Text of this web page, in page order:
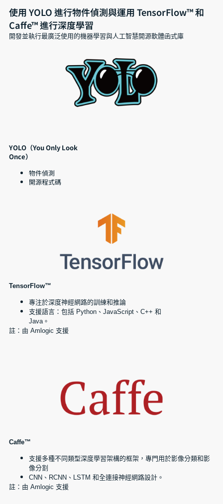
使用 YOLO 進行物件偵測與運用 TensorFlow™ 和
Caffe™ 進行深度學習
開發並執行最廣泛使用的機器學習與人工智慧開源軟體函式庫
YOLO（You Only Look
Once）
物件偵測
開源程式碼
TensorFlow™
專注於深度神經網路的訓練和推論
支援語言：包括 Python、JavaScript、C++ 和
Java。
註：由 Amlogic 支援
Caffe™
支援多種不同類型深度學習架構的框架，專門用於影像分類和影
像分割
CNN、RCNN、LSTM 和全連接神經網路設計。
註：由 Amlogic 支援